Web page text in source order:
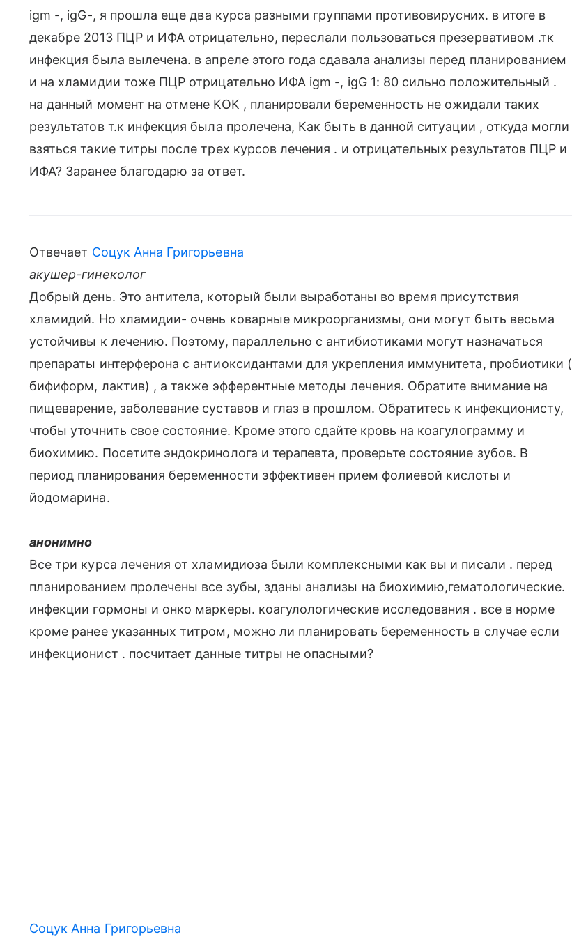
igm -, igG-, я прошла еще два курса разными группами противовирусних. в итоге в
декабре 2013 ПЦР и ИФА отрицательно, переслали пользоваться презервативом .тк
инфекция была вылечена. в апреле этого года сдавала анализы перед планированием
и на хламидии тоже ПЦР отрицательно ИФА igm -, igG 1: 80 сильно положительный .
на данный момент на отмене КОК , планировали беременность не ожидали таких
результатов т.к инфекция была пролечена, Как быть в данной ситуации , откуда могли
взяться такие титры после трех курсов лечения . и отрицательных результатов ПЦР и
ИФА? Заранее благодарю за ответ.
Отвечает Соцук Анна Григорьевна
акушер-гинеколог
Добрый день. Это антитела, который были выработаны во время присутствия
хламидий. Но хламидии- очень коварные микроорганизмы, они могут быть весьма
устойчивы к лечению. Поэтому, параллельно с антибиотиками могут назначаться
препараты интерферона с антиоксидантами для укрепления иммунитета, пробиотики (
бифиформ, лактив) , а также эфферентные методы лечения. Обратите внимание на
пищеварение, заболевание суставов и глаз в прошлом. Обратитесь к инфекционисту,
чтобы уточнить свое состояние. Кроме этого сдайте кровь на коагулограмму и
биохимию. Посетите эндокринолога и терапевта, проверьте состояние зубов. В
период планирования беременности эффективен прием фолиевой кислоты и
йодомарина.
анонимно
Все три курса лечения от хламидиоза были комплексными как вы и писали . перед
планированием пролечены все зубы, зданы анализы на биохимию,гематологические.
инфекции гормоны и онко маркеры. коагулологические исследования . все в норме
кроме ранее указанных титром, можно ли планировать беременность в случае если
инфекционист . посчитает данные титры не опасными?
Соцук Анна Григорьевна